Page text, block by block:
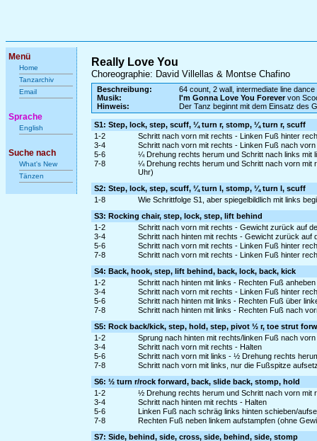
Menü
Home
Tanzarchiv
Email
Sprache
English
Suche nach
What's New
Tänzen
Really Love You
Choreographie: David Villellas & Montse Chafino
Beschreibung:
64 count, 2 wall, intermediate line dance
Musik:
I'm Gonna Love You Forevervon
Hinweis:
Der Tanz beginnt mit dem Einsatz des
S1: Step, lock, step, scuff, ¼ turn r, stomp, ¼ turn r, scuff
1-2
Schritt nach vorn mit rechts - Linken Fuß hinter
3-4
Schritt nach vorn mit rechts - Linken Fuß nach
5-6
¼ Drehung rechts herum und Schritt nach links mit
7-8
¼ Drehung rechts herum und Schritt nach vorn mit
Uhr)
S2: Step, lock, step, scuff, ¼ turn l, stomp, ¼ turn l, scuff
1-8
Wie Schrittfolge S1, aber spiegelbildlich mit links
S3: Rocking chair, step, lock, step, lift behind
1-2
Schritt nach vorn mit rechts - Gewicht zurück auf
3-4
Schritt nach hinten mit rechts - Gewicht zurück auf
5-6
Schritt nach vorn mit rechts - Linken Fuß hinter
7-8
Schritt nach vorn mit rechts - Linken Fuß hinter
S4: Back, hook, step, lift behind, back, lock, back, kick
1-2
Schritt nach hinten mit links - Rechten Fuß
3-4
Schritt nach vorn mit rechts - Linken Fuß hinter
5-6
Schritt nach hinten mit links - Rechten Fuß über
7-8
Schritt nach hinten mit links - Rechten Fuß nach
S5: Rock back/kick, step, hold, step, pivot ½ r, toe strut
1-2
Sprung nach hinten mit rechts/linken Fuß nach
3-4
Schritt nach vorn mit rechts - Halten
5-6
Schritt nach vorn mit links - ½ Drehung rechts
7-8
Schritt nach vorn mit links, nur die Fußspitze
S6: ½ turn r/rock forward, back, slide back, stomp, hold
1-2
½ Drehung rechts herum und Schritt nach vorn
3-4
Schritt nach hinten mit rechts - Halten
5-6
Linken Fuß nach schräg links hinten schieben/
7-8
Rechten Fuß neben linkem aufstampfen (ohne
S7: Side, behind, side, cross, side, behind, side, stomp